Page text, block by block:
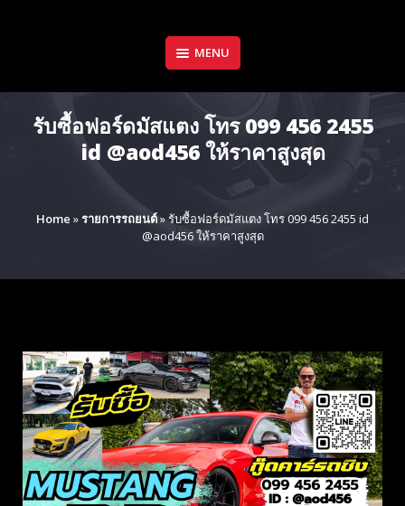
MENU
รับซื้อฟอร์ดมัสแตง โทร 099 456 2455
id @aod456 ให้ราคาสูงสุด
Home »รายการรถยนต์»รับซื้อฟอร์ดมัสแตง โทร 099 456 2455 id
@aod456 ให้ราคาสูงสุด